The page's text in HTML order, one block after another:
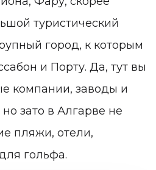
туристический
город, к которым
и Порту. Да, тут вы
компании, заводы и
зато в Алгарве не
пляжи, отели,
гольфа.